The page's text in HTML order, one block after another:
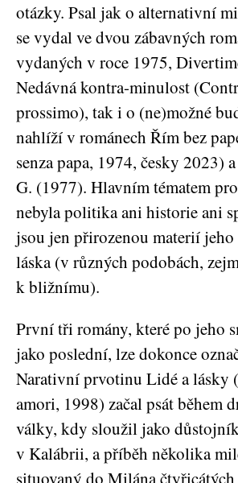
otázky. Psal jak o alternativní
se vydal ve dvou zábavných
vydaných v roce 1975,
Nedávná kontra-minulost
prossimo), tak i o (ne)možné
nahlíží v románech Řím bez
senza papa, 1974, česky 2023)
G. (1977). Hlavním tématem
nebyla politika ani historie ani
jsou jen přirozenou materií
láska (v různých podobách,
k bližnímu).
První tři romány, které po jeho
jako poslední, lze dokonce
Narativní prvotinu Lidé a lásky
amori, 1998) začal psát během
války, kdy sloužil jako
v Kalábrii, a příběh několika
situovaný do Milána